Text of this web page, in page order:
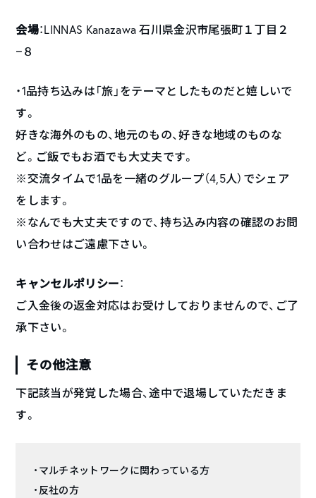
会場：LINNAS Kanazawa 石川県金沢市尾張町１丁目２
−８
・1品持ち込みは「旅」をテーマとしたものだと嬉しいで
す。
好きな海外のもの、地元のもの、好きな地域のものな
ど。ご飯でもお酒でも大丈夫です。
※交流タイムで1品を一緒のグループ（4,5人）でシェア
をします。
※なんでも大丈夫ですので、持ち込み内容の確認のお問
い合わせはご遠慮下さい。
キャンセルポリシー：
ご入金後の返金対応はお受けしておりませんので、ご了
承下さい。
その他注意
下記該当が発覚した場合、途中で退場していただきま
す。
・マルチネットワークに関わっている方
・反社の方